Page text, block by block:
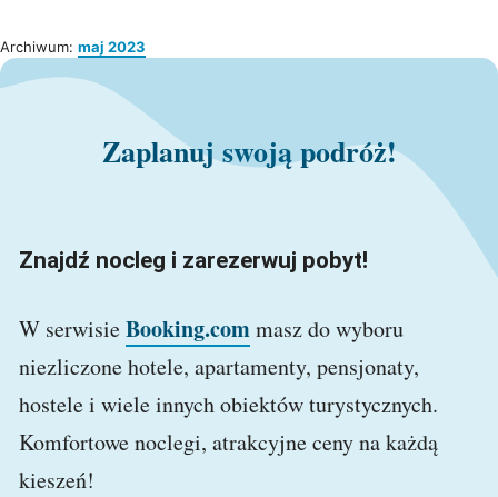
Archiwum: maj 2023
Zaplanuj swoją podróż!
Znajdź nocleg i zarezerwuj pobyt!
W serwisieBooking.commasz do wyboru
niezliczone hotele, apartamenty, pensjonaty,
hostele i wiele innych obiektów turystycznych.
Komfortowe noclegi, atrakcyjne ceny na każdą
kieszeń!